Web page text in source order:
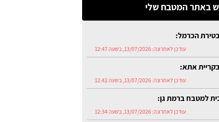
באתר המטבח שלי
הכרמל:
עודכן לאחרונה:13/07/2026, בשעה 12:47
אתא:
עודכן לאחרונה:13/07/2026, בשעה 12:42
למטבח ברמת גן:
עודכן לאחרונה:13/07/2026, בשעה 12:34